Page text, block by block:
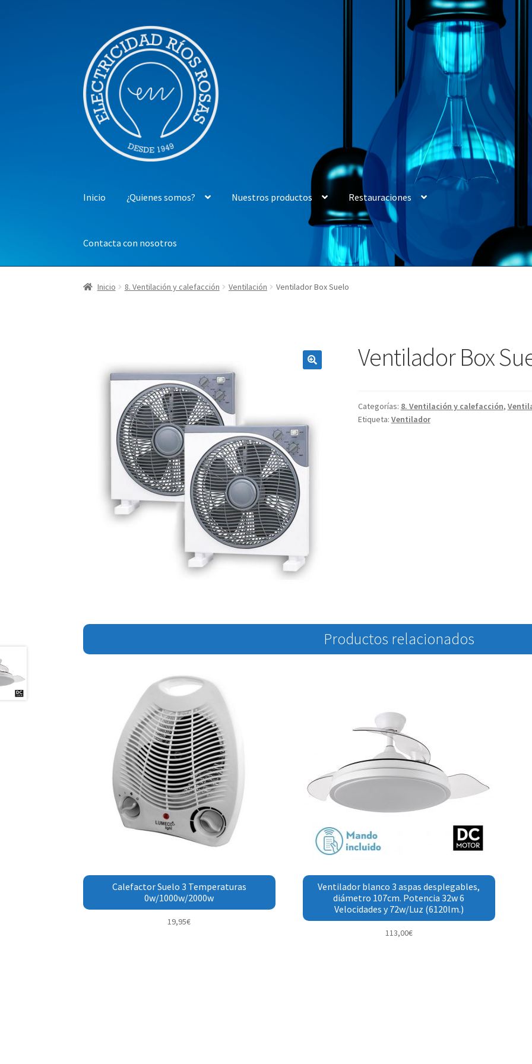
la
navegación
contenido
Inicio ¿Quienes somos? Nuestros productos Restauraciones
Contacta con nosotros
Inicio 8. Ventilación y calefacción Ventilación Ventilador Box Suelo
Ventilador Box
Categorías: 8. Ventilación y calefacción,
Etiqueta: Ventilador
Productos relacionados
Calefactor Suelo 3 Temperaturas
0w/1000w/2000w
19,95€
Ventilador blanco 3 aspas desplegables,
diámetro 107cm. Potencia 32w 6
Velocidades y 72w/Luz (6120lm.)
113,00€